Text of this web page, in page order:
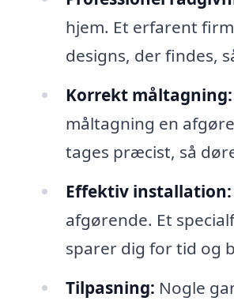
hjem. Et erfarent
designs, der findes,
Korrekt måltagning:
måltagning en
tages præcist, så
Effektiv installation:
afgørende. Et
sparer dig for tid og
Tilpasning: Nogle